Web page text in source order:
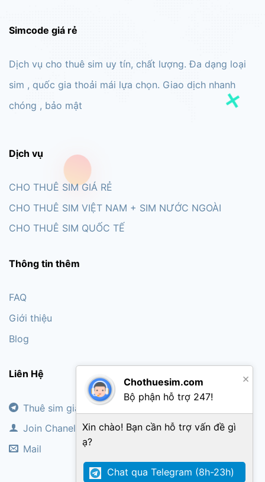
Simcode giá rẻ
Dịch vụ cho thuê sim uy tín, chất lượng. Đa dạng loại
sim , quốc gia thoải mái lựa chọn. Giao dịch nhanh
chóng , bảo mật
Dịch vụ
CHO THUÊ SIM GIÁ RẺ
CHO THUÊ SIM VIỆT NAM + SIM NƯỚC NGOÀI
CHO THUÊ SIM QUỐC TẾ
Thông tin thêm
FAQ
Giới thiệu
Blog
Liên Hệ
Thuê sim giá rẻ
Join Chanel
Mail
Chothuesim.com
Bộ phận hỗ trợ 247!
×
Xin chào! Bạn cần hỗ trợ vấn đề gì
ạ?
Chat qua Telegram (8h-23h)